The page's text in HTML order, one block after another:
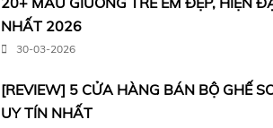
NHẤT 2026
30-03-2026
[REVIEW] 5 CỬA HÀNG BÁN BỘ GHẾ
UY TÍN NHẤT